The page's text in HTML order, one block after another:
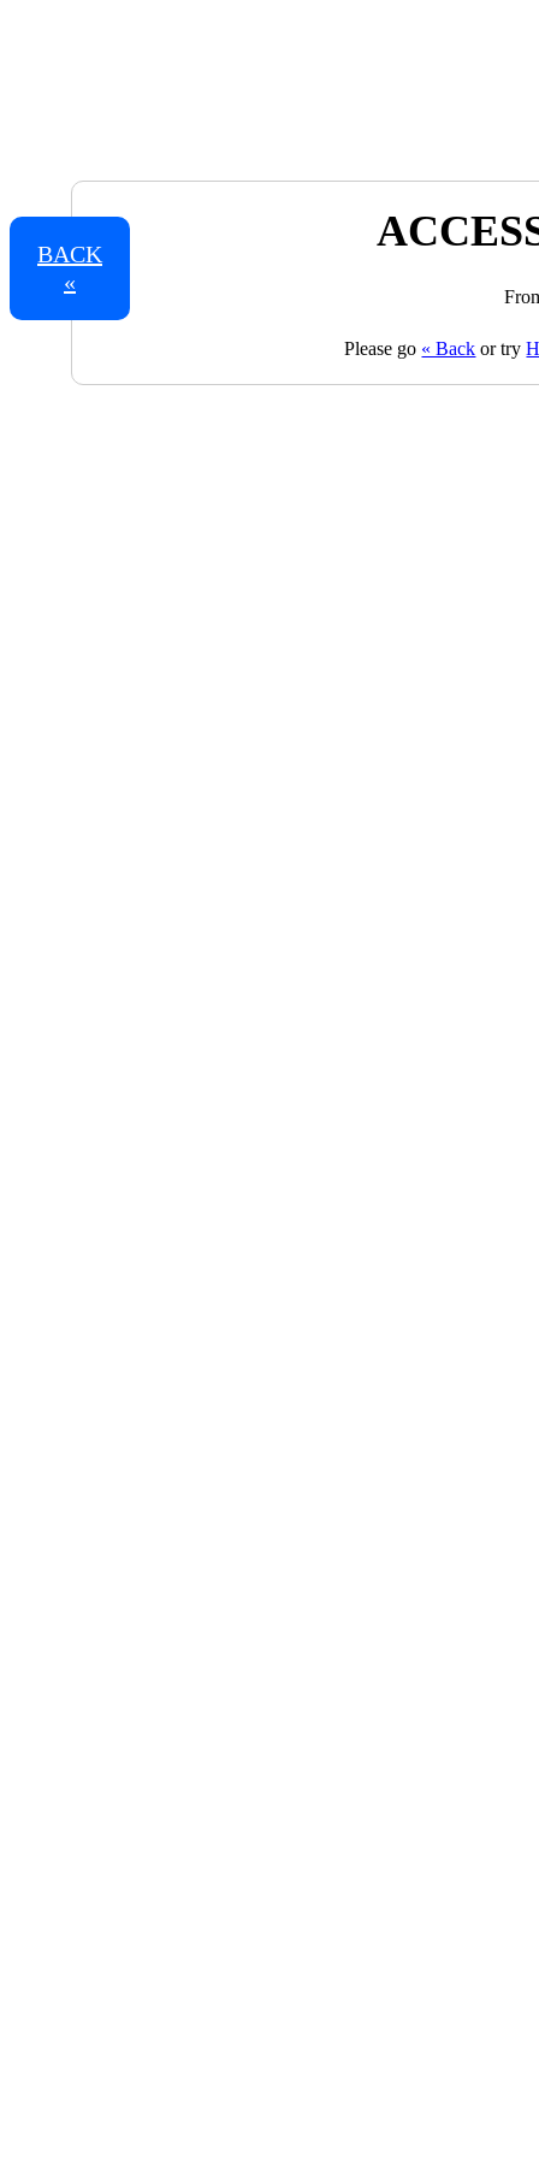
BACK
«
Please go « Back or try